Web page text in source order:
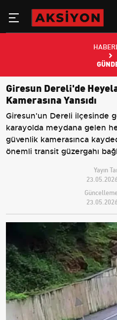
Giresun Dereli'de
Kamerasına Yansıdı
Giresun'un Dereli ilçesinde
karayolda meydana gelen
güvenlik kamerasınca
önemli transit güzergahı
Yayın